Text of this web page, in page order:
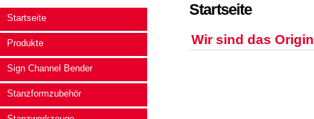
Startseite
Wir sind das
Startseite
Produkte
Sign Channel Bender
Stanzformzubehör